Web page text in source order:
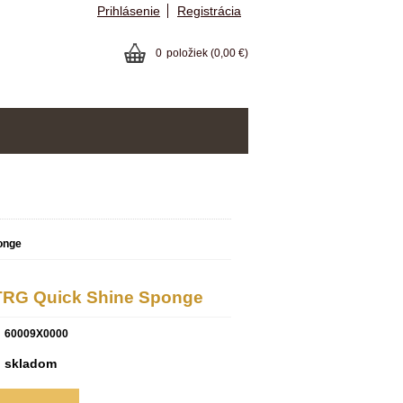
Prihlásenie Registrácia
0 položiek (0,00 €)
Quick Shine Sponge
60009X0000
skladom